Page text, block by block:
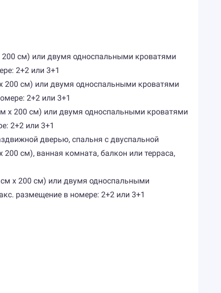
см) или двумя односпальными кроватями
2+2 или 3+1
200 см) или двумя односпальными кроватями
2+2 или 3+1
х 200 см) или двумя односпальными кроватями
2+2 или 3+1
дверью, спальня с двуспальной
см), ванная комната, балкон или терраса,
х 200 см) или двумя односпальными
размещение в номере: 2+2 или 3+1